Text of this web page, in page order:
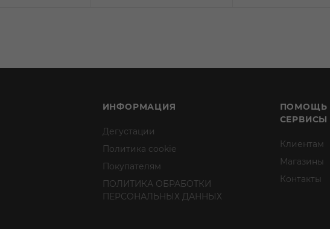
ИНФОРМАЦИЯ
Дегустации
Политика cookie
Покупателям
ПОЛИТИКА ОБРАБОТКИ
ПЕРСОНАЛЬНЫХ ДАННЫХ
ПОМОЩЬ
СЕРВИСЫ
Клиентам
Магазины
Контакты